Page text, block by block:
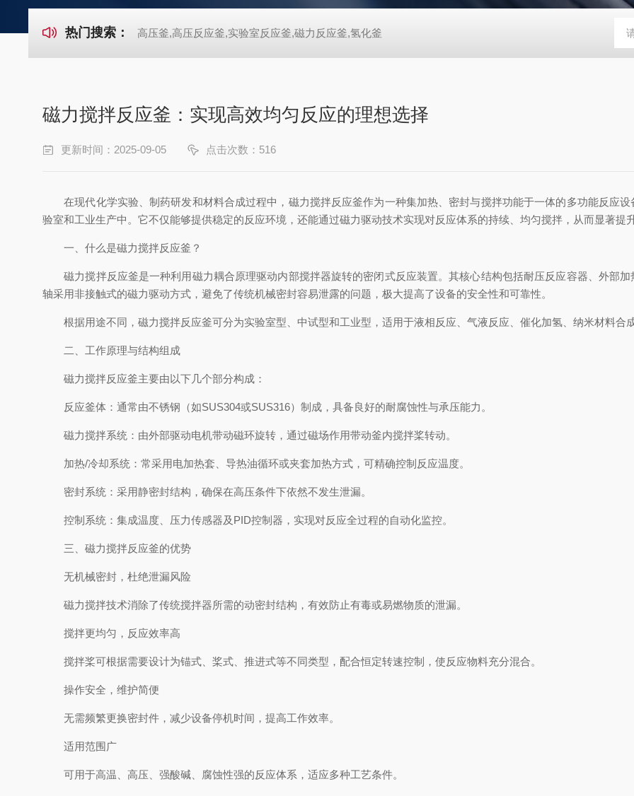
热门搜索： 高压釜,高压反应釜,实验室反应釜,磁力反应釜,氢化釜
磁力搅拌反应釜：实现高效均匀反应的理想选择
更新时间：2025-09-05 点击次数：516
在现代化学实验、制药研发和材料合成过程中，磁力搅拌反应釜作为一种集加热、密封与搅拌功能于一体的多功能反应
验室和工业生产中。它不仅能够提供稳定的反应环境，还能通过磁力驱动技术实现对反应体系的持续、均匀搅拌，从而显著提
一、什么是磁力搅拌反应釜？
磁力搅拌反应釜是一种利用磁力耦合原理驱动内部搅拌器旋转的密闭式反应装置。其核心结构包括耐压反应容器、外部
轴采用非接触式的磁力驱动方式，避免了传统机械密封容易泄露的问题，极大提高了设备的安全性和可靠性。
根据用途不同，磁力搅拌反应釜可分为实验室型、中试型和工业型，适用于液相反应、气液反应、催化加氢、纳米材料合成
二、工作原理与结构组成
磁力搅拌反应釜主要由以下几个部分构成：
反应釜体：通常由不锈钢（如SUS304或SUS316）制成，具备良好的耐腐蚀性与承压能力。
磁力搅拌系统：由外部驱动电机带动磁环旋转，通过磁场作用带动釜内搅拌桨转动。
加热/冷却系统：常采用电加热套、导热油循环或夹套加热方式，可精确控制反应温度。
密封系统：采用静密封结构，确保在高压条件下依然不发生泄漏。
控制系统：集成温度、压力传感器及PID控制器，实现对反应全过程的自动化监控。
三、磁力搅拌反应釜的优势
无机械密封，杜绝泄漏风险
磁力搅拌技术消除了传统搅拌器所需的动密封结构，有效防止有毒或易燃物质的泄漏。
搅拌更均匀，反应效率高
搅拌桨可根据需要设计为锚式、桨式、推进式等不同类型，配合恒定转速控制，使反应物料充分混合。
操作安全，维护简便
无需频繁更换密封件，减少设备停机时间，提高工作效率。
适用范围广
可用于高温、高压、强酸碱、腐蚀性强的反应体系，适应多种工艺条件。